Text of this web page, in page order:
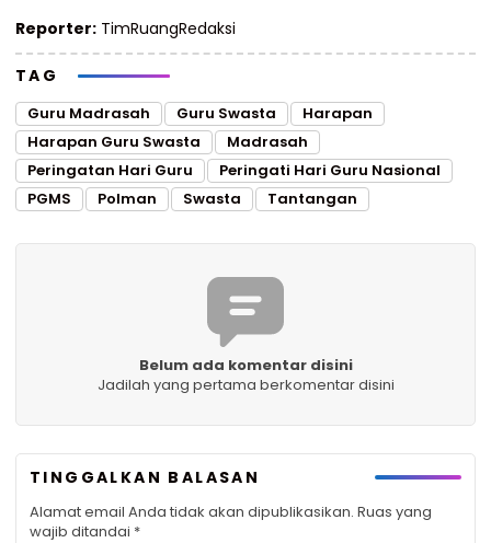
Reporter: TimRuangRedaksi
TAG
Guru Madrasah Guru Swasta
Harapan
Harapan Guru Swasta
Madrasah
Peringatan Hari Guru
Peringati Hari Guru Nasional
PGMS
Polman Swasta Tantangan
Belum ada komentar disini
Jadilah yang pertama berkomentar disini
TINGGALKAN BALASAN
Alamat email Anda tidak akan dipublikasikan. Ruas yang
wajib ditandai *